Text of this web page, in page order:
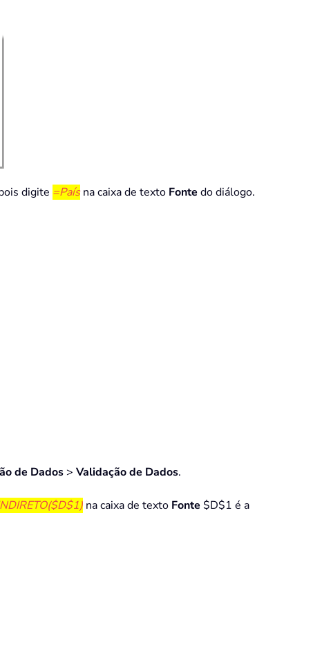
digite =Paísna caixa de texto Fonte do diálogo.
de Dados > Validação de Dados.
na caixa de texto Fonte $D$1 é a